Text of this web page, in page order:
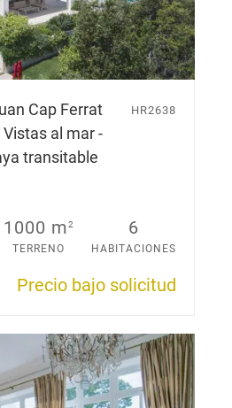
Cap Ferrat
al mar -
transitable
HR2638
1000 m2
TERRENO
6
HABITACIONES
Precio bajo solicitud